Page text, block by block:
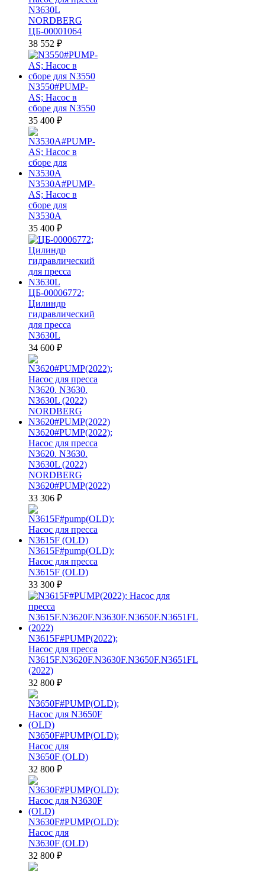
N3630L
NORDBERG
ЦБ-00001064
38 552 ₽
N3550#PUMP-
AS; Насос в
сборе для N3550
35 400 ₽
N3530A#PUMP-
AS; Насос в
сборе для
N3530A
35 400 ₽
ЦБ-00006772;
Цилиндр
гидравлический
для пресса
N3630L
34 600 ₽
N3620#PUMP(2022);
Насос для пресса
N3620. N3630.
N3630L (2022)
NORDBERG
N3620#PUMP(2022)
33 306 ₽
N3615F#pump(OLD);
Насос для пресса
N3615F (OLD)
33 300 ₽
N3615F#PUMP(2022);
Насос для пресса
N3615F.N3620F.N3630F.N3650F.N3651FL
(2022)
32 800 ₽
N3650F#PUMP(OLD);
Насос для
N3650F (OLD)
32 800 ₽
N3630F#PUMP(OLD);
Насос для
N3630F (OLD)
32 800 ₽